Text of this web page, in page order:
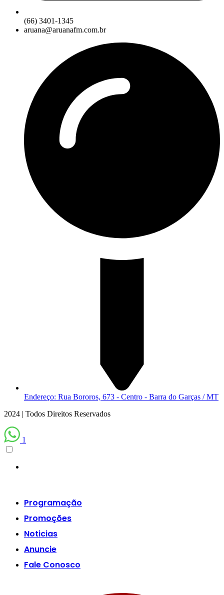
(66) 3401-1345
aruana@aruanafm.com.br
Endereço: Rua Bororos, 673 - Centro - Barra do Garças / MT
2024 | Todos Direitos Reservados
1
Programação
Promoções
Noticias
Anuncie
Fale Conosco